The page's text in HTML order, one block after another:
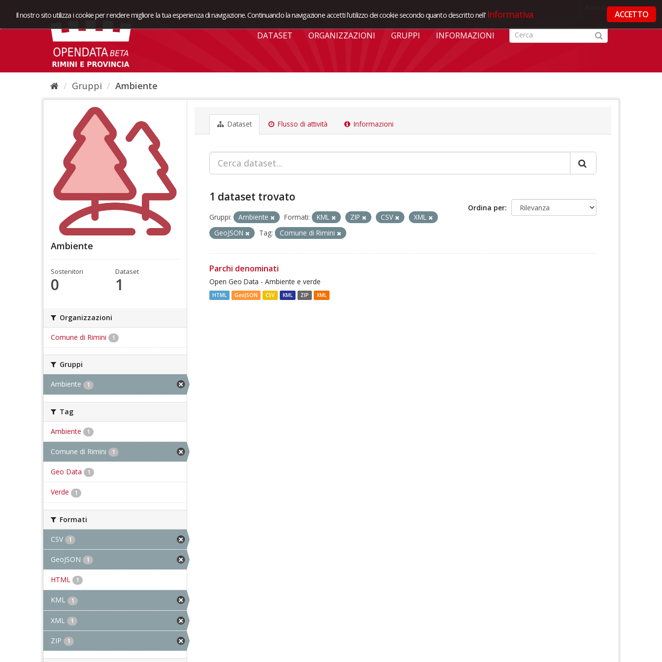
Il nostro sito utilizza i cookie per rendere migliore la tua esperienza di navigazione. Continuando la navigazione accetti l'utilizzo dei cookie secondo quanto descritto nell' Informativa ACCETTO
DATASET ORGANIZZAZIONI GRUPPI INFORMAZIONI
Gruppi Ambiente
Ambiente
Sostenitori
0
Dataset
1
Organizzazioni
Comune di Rimini 1
Gruppi
Ambiente 1
Tag
Ambiente 1
Comune di Rimini 1
Geo Data 1
Verde 1
Formati
CSV 1
GeoJSON 1
HTML 1
KML 1
XML 1
ZIP 1
Dataset Flusso di attività Informazioni
Ordina per
1 dataset trovato
Gruppi: Ambiente Formati: KML ZIP CSV
XML
GeoJSON
Tag: Comune di Rimini
Parchi denominati
Open Geo Data - Ambiente e verde
HTML GeoJSON CSV KML ZIP XML